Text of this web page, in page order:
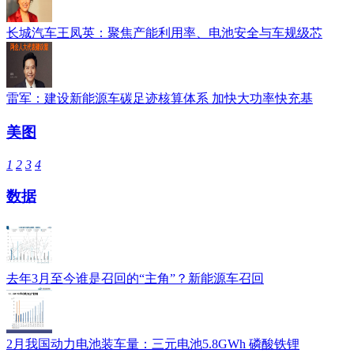
长城汽车王凤英：聚焦产能利用率、电池安全与车规级芯
雷军：建设新能源车碳足迹核算体系 加快大功率快充基
美图
1 2 3 4
数据
去年3月至今谁是召回的“主角”？新能源车召回
2月我国动力电池装车量：三元电池5.8GWh 磷酸铁锂